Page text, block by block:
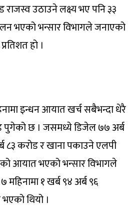
राजस्व उठाउने लक्ष्य भए पनि ३३
भएको भन्सार विभागले जनाएको
हो ।
इन्धन आयात खर्च सबैभन्दा धेरै
पुगेको छ । जसमध्ये डिजेल ७७ अर्ब
८३ करोड र खाना पकाउने एलपी
आयात भएको भन्सार विभागले
१ खर्ब ९४ अर्ब ९६
थियो ।